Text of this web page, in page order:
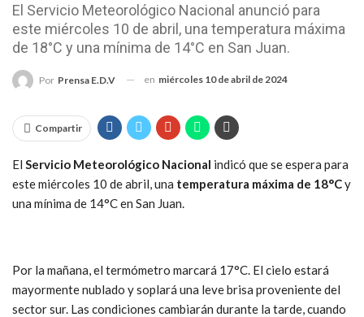
El Servicio Meteorológico Nacional anunció para
este miércoles 10 de abril, una temperatura máxima
de 18°C y una mínima de 14°C en San Juan.
Por Prensa E.D.V en miércoles 10 de abril de 2024
Compartir
El Servicio Meteorológico Nacional indicó que se espera para
este miércoles 10 de abril, una temperatura máxima de 18°Cy
una mínima de 14°C en San Juan.
Por la mañana, el termómetro marcará 17°C. El cielo estará
mayormente nublado y soplará una leve brisa proveniente del
sector sur. Las condiciones cambiarán durante la tarde, cuando